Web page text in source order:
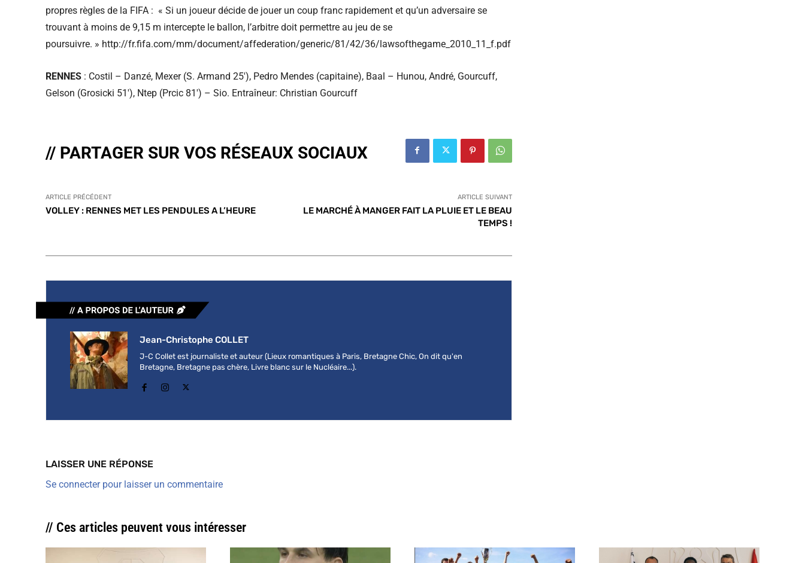
propres règles de la FIFA : « Si un joueur décide de jouer un coup franc rapidement et qu’un adversaire se
trouvant à moins de 9,15 m intercepte le ballon, l’arbitre doit permettre au jeu de se
poursuivre. » http://fr.fifa.com/mm/document/affederation/generic/81/42/36/lawsofthegame_2010_11_f.pdf
RENNES : Costil – Danzé, Mexer (S. Armand 25′), Pedro Mendes (capitaine), Baal – Hunou, André, Gourcuff,
Gelson (Grosicki 51′), Ntep (Prcic 81′) – Sio. Entraîneur: Christian Gourcuff
// PARTAGER SUR VOS RÉSEAUX SOCIAUX
ARTICLE PRÉCÉDENT
VOLLEY : RENNES MET LES PENDULES A L’HEURE
ARTICLE SUIVANT
LE MARCHÉ À MANGER FAIT LA PLUIE ET LE BEAU
TEMPS !
Jean-Christophe COLLET
J-C Collet est journaliste et auteur (Lieux romantiques à Paris, Bretagne Chic, On dit qu'en
Bretagne, Bretagne pas chère, Livre blanc sur le Nucléaire...).
LAISSER UNE RÉPONSE
Se connecter pour laisser un commentaire
// Ces articles peuvent vous intéresser